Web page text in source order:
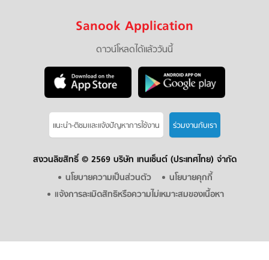
Sanook Application
ดาวน์โหลดได้แล้ววันนี้
แนะนำ-ติชมเเละแจ้งปัญหาการใช้งาน ร่วมงานกับเรา
สงวนลิขสิทธิ์ © 2569 บริษัท เทนเซ็นต์ (ประเทศไทย) จำกัด
นโยบายความเป็นส่วนตัว
นโยบายคุกกี้
แจ้งการละเมิดสิทธิหรือความไม่เหมาะสมของเนื้อหา